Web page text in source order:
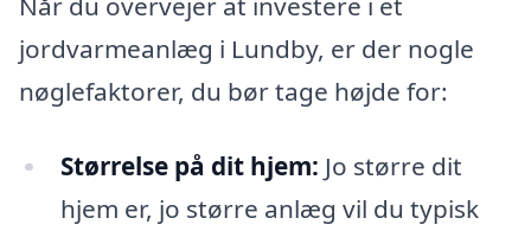
jordvarmeanlæg i Lundby, er der nogle
nøglefaktorer, du bør tage højde for:
Størrelse på dit hjem: Jo større dit
hjem er, jo større anlæg vil du typisk